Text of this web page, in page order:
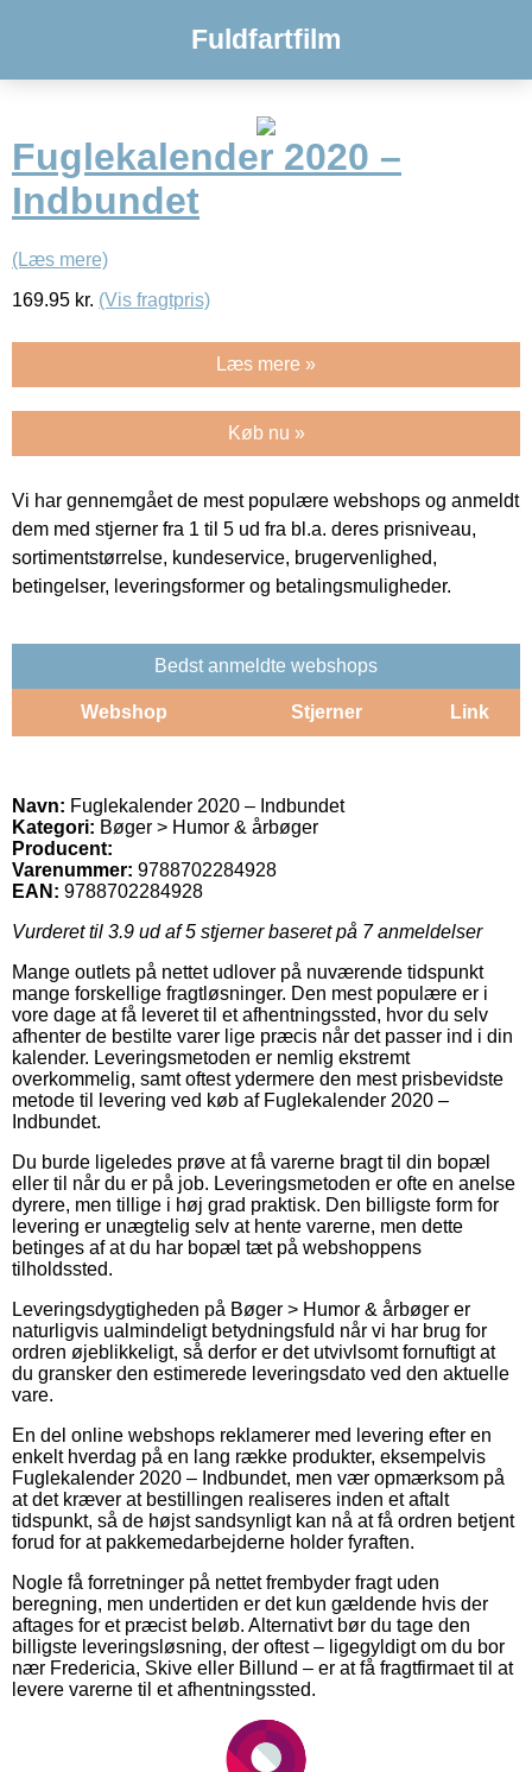
Fuldfartfilm
Fuglekalender 2020 –
Indbundet
(Læs mere)
169.95 kr. (Vis fragtpris)
Læs mere »
Køb nu »
Vi har gennemgået de mest populære webshops og anmeldt
dem med stjerner fra 1 til 5 ud fra bl.a. deres prisniveau,
sortimentstørrelse, kundeservice, brugervenlighed,
betingelser, leveringsformer og betalingsmuligheder.
Bedst anmeldte webshops
Webshop Stjerner Link
Navn: Fuglekalender 2020 – Indbundet
Kategori: Bøger > Humor & årbøger
Producent:
Varenummer: 9788702284928
EAN: 9788702284928
Vurderet til 3.9 ud af 5 stjerner baseret på 7anmeldelser
Mange outlets på nettet udlover på nuværende tidspunkt
mange forskellige fragtløsninger. Den mest populære er i
vore dage at få leveret til et afhentningssted, hvor du selv
afhenter de bestilte varer lige præcis når det passer ind i din
kalender. Leveringsmetoden er nemlig ekstremt
overkommelig, samt oftest ydermere den mest prisbevidste
metode til levering ved køb af Fuglekalender 2020 –
Indbundet.
Du burde ligeledes prøve at få varerne bragt til din bopæl
eller til når du er på job. Leveringsmetoden er ofte en anelse
dyrere, men tillige i høj grad praktisk. Den billigste form for
levering er unægtelig selv at hente varerne, men dette
betinges af at du har bopæl tæt på webshoppens
tilholdssted.
Leveringsdygtigheden på Bøger > Humor & årbøger er
naturligvis ualmindeligt betydningsfuld når vi har brug for
ordren øjeblikkeligt, så derfor er det utvivlsomt fornuftigt at
du gransker den estimerede leveringsdato ved den aktuelle
vare.
En del online webshops reklamerer med levering efter en
enkelt hverdag på en lang række produkter, eksempelvis
Fuglekalender 2020 – Indbundet, men vær opmærksom på
at det kræver at bestillingen realiseres inden et aftalt
tidspunkt, så de højst sandsynligt kan nå at få ordren betjent
forud for at pakkemedarbejderne holder fyraften.
Nogle få forretninger på nettet frembyder fragt uden
beregning, men undertiden er det kun gældende hvis der
aftages for et præcist beløb. Alternativt bør du tage den
billigste leveringsløsning, der oftest – ligegyldigt om du bor
nær Fredericia, Skive eller Billund – er at få fragtfirmaet til at
levere varerne til et afhentningssted.